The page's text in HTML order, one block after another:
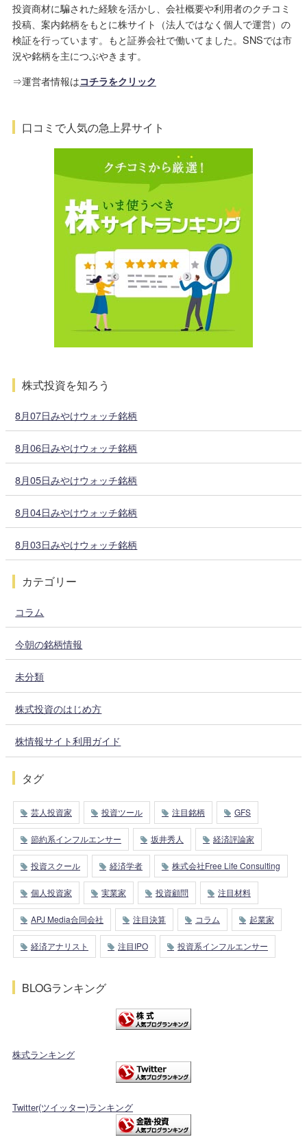
投資商材に騙された経験を活かし、会社概要や利用者のクチコミ
投稿、案内銘柄をもとに株サイト（法人ではなく個人で運営）の
検証を行っています。もと証券会社で働いてました。SNSでは市
況や銘柄を主につぶやきます。
⇒運営者情報はコチラをクリック
口コミで人気の急上昇サイト
株式投資を知ろう
8月07日みやけウォッチ銘柄
8月06日みやけウォッチ銘柄
8月05日みやけウォッチ銘柄
8月04日みやけウォッチ銘柄
8月03日みやけウォッチ銘柄
カテゴリー
コラム
今朝の銘柄情報
未分類
株式投資のはじめ方
株情報サイト利用ガイド
タグ
芸人投資家 投資ツール 注目銘柄 GFS
節約系インフルエンサー 坂井秀人 経済評論家
投資スクール 経済学者 株式会社Free Life Consulting
個人投資家 実業家 投資顧問 注目材料
APJ Media合同会社 注目決算 コラム 起業家
経済アナリスト 注目IPO 投資系インフルエンサー
BLOGランキング
株式ランキング
Twitter(ツイッター)ランキング